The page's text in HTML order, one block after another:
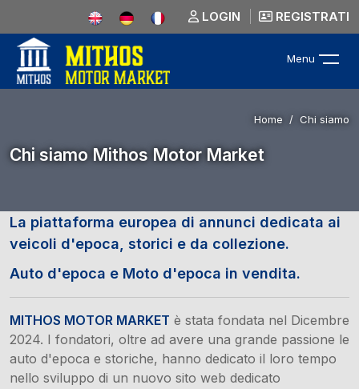
LOGIN REGISTRATI
Menu
Home Chi siamo
Chi siamo Mithos Motor Market
La piattaforma europea di annunci dedicata ai
veicoli d'epoca, storici e da collezione.
Auto d'epoca e Moto d'epoca in vendita.
MITHOS MOTOR MARKET è stata fondata nel Dicembre
2024. I fondatori, oltre ad avere una grande passione le
auto d'epoca e storiche, hanno dedicato il loro tempo
nello sviluppo di un nuovo sito web dedicato